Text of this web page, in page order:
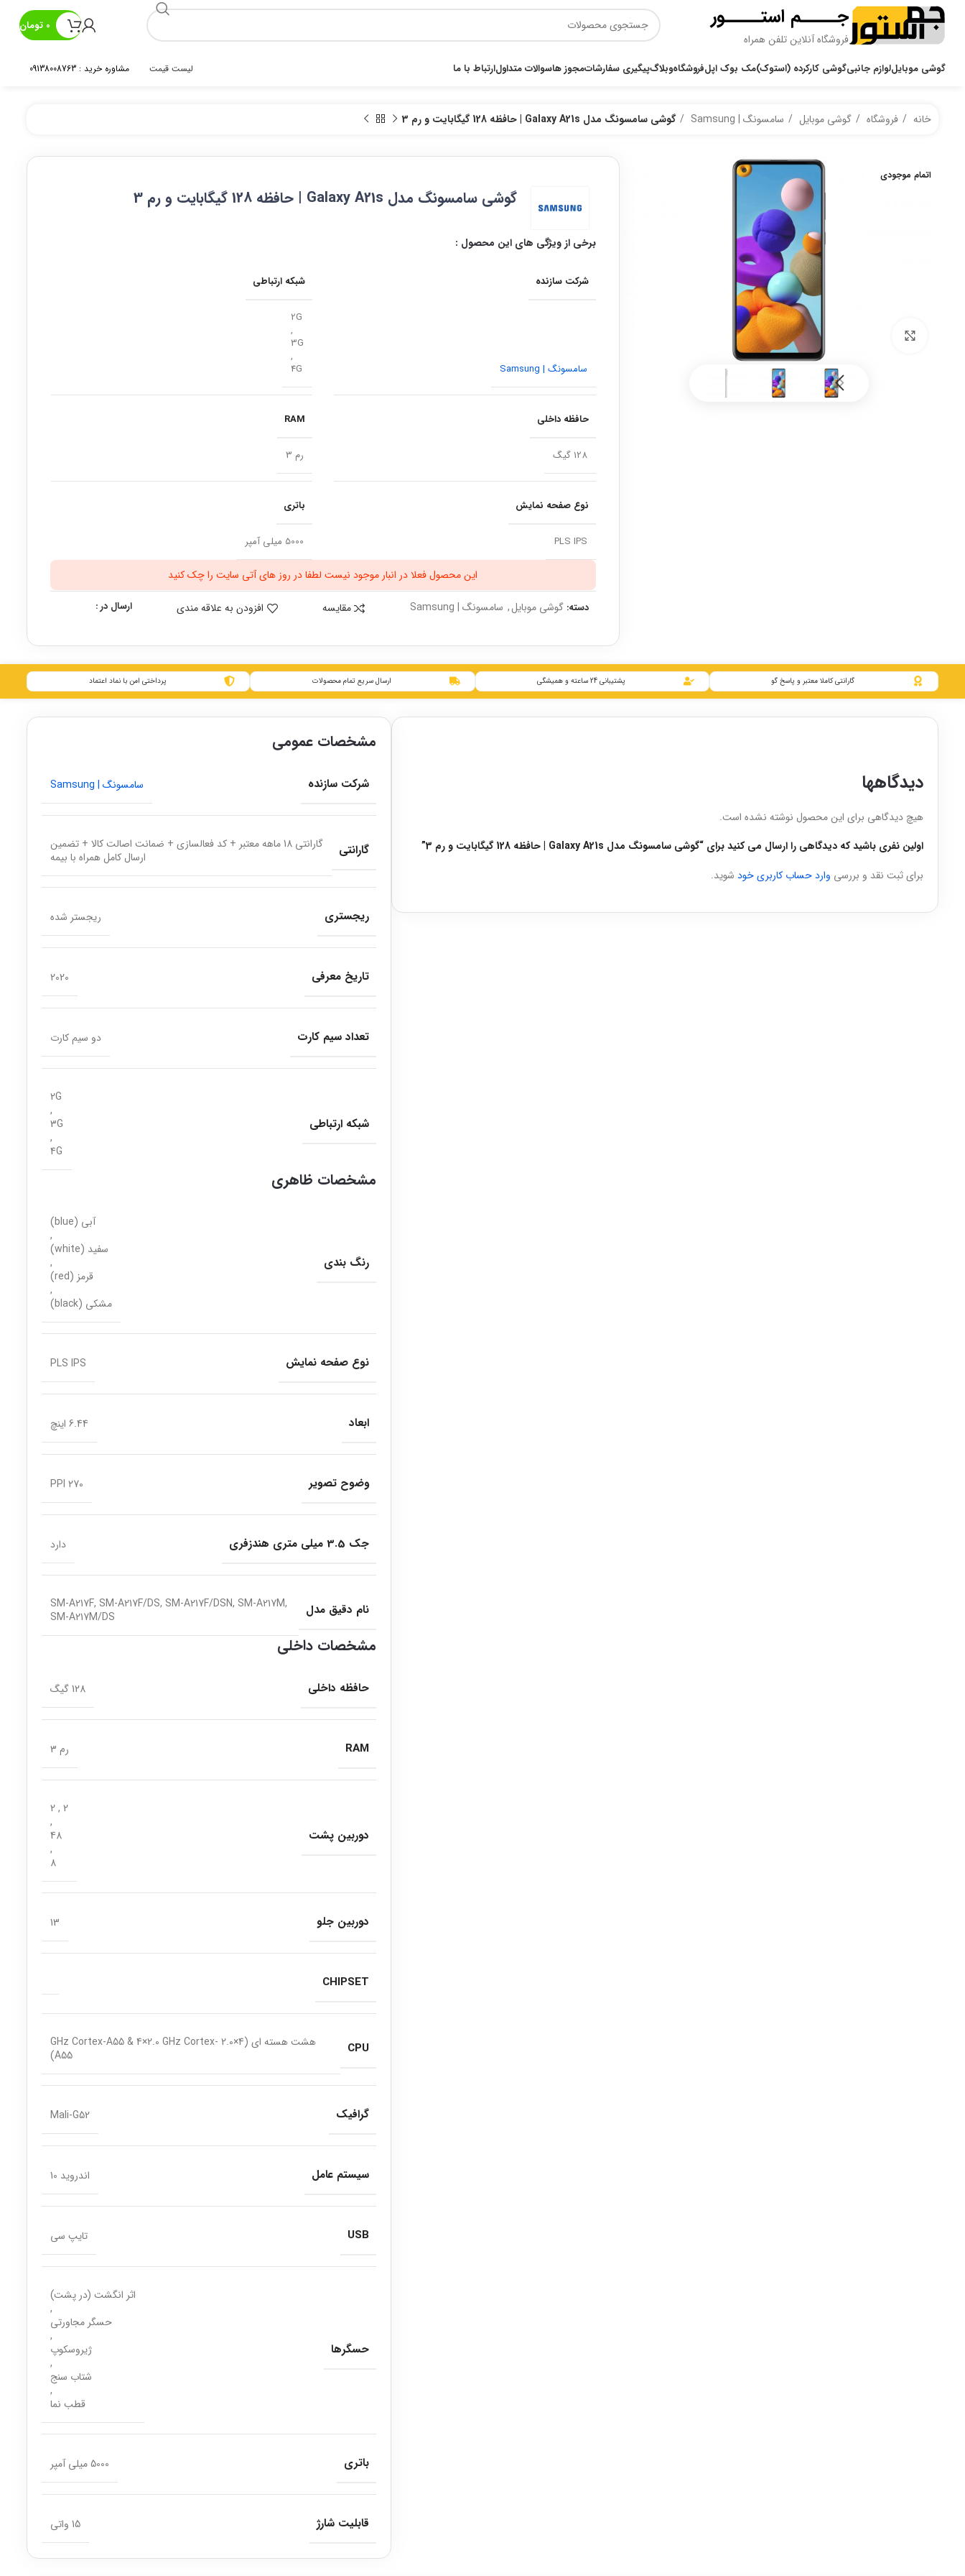
جـــــم استـــــور
فروشگاه آنلاین تلفن همراه
0 تومان
گوشی موبایللوازم جانبیگوشی کارکرده (استوک)مک بوک اپلفروشگاهوبلاگپیگیری سفارشاتمجوز هاسوالات متداولارتباط با ما لیست قیمت مشاوره خرید : 09138008763
خانه فروشگاه گوشی موبایل سامسونگ | Samsung گوشی سامسونگ مدل Galaxy A21s | حافظه 128 گیگابایت و رم 3
اتمام موجودی
گوشی سامسونگ مدل Galaxy A21s | حافظه 128 گیگابایت و رم 3
برخی از ویژگی های این محصول :
شرکت سازنده
سامسونگ | Samsung
شبکه ارتباطی
2G
,
3G
,
4G
حافظه داخلی
128 گیگ
RAM
رم 3
نوع صفحه نمایش
PLS IPS
باتری
5000 میلی آمپر
این محصول فعلا در انبار موجود نیست لطفا در روز های آتی سایت را چک کنید
دسته: گوشی موبایل, سامسونگ | Samsung مقایسه افزودن به علاقه مندی ارسال در :
گارانتی کاملا معتبر و پاسخ گو پشتیبانی 24 ساعته و همیشگی ارسال سریع تمام محصولات پرداختی امن با نماد اعتماد
دیدگاهها
هیچ دیدگاهی برای این محصول نوشته نشده است.
اولین نفری باشید که دیدگاهی را ارسال می کنید برای “گوشی سامسونگ مدل Galaxy A21s | حافظه 128 گیگابایت و رم 3”
برای ثبت نقد و بررسی وارد حساب کاربری خود شوید.
مشخصات عمومی
شرکت سازنده سامسونگ | Samsung
گارانتی
گارانتی 18 ماهه معتبر + کد فعالسازی + ضمانت اصالت کالا + تضمین
ارسال کامل همراه با بیمه
ریجستری ریجستر شده
تاریخ معرفی 2020
تعداد سیم کارت دو سیم کارت
شبکه ارتباطی
2G
,
3G
,
4G
مشخصات ظاهری
رنگ بندی
آبی (blue)
,
سفید (white)
,
قرمز (red)
,
مشکی (black)
نوع صفحه نمایش PLS IPS
ابعاد 6.44 اینچ
وضوح تصویر 270 PPI
جک 3.5 میلی متری هندزفری دارد
نام دقیق مدل
SM-A217F, SM-A217F/DS, SM-A217F/DSN, SM-A217M,
SM-A217M/DS
مشخصات داخلی
حافظه داخلی 128 گیگ
RAM رم 3
دوربین پشت
2 , 2
,
48
,
8
دوربین جلو 13
CHIPSET
CPU
هشت هسته ای (4×2.0 GHz Cortex-A55 & 4×2.0 GHz Cortex-
A55)
گرافیک Mali-G52
سیستم عامل اندروید 10
USB تایپ سی
حسگرها
اثر انگشت (در پشت)
,
حسگر مجاورتی
,
ژیروسکوپ
,
شتاب سنج
,
قطب نما
باتری 5000 میلی آمپر
قابلیت شارژ 15 واتی